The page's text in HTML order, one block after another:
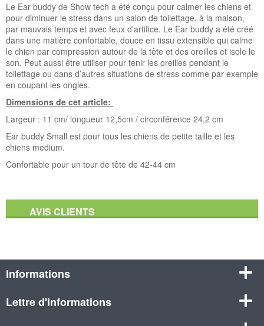
Le Ear buddy de Show tech a été conçu pour calmer les chiens et
pour diminuer le stress dans un salon de toilettage, à la maison,
par mauvais temps et avec feux d'artifice. Le Ear buddy a été créé
dans une matière confortable, douce en tissu extensible qui calme
le chien par compression autour de la tête et des oreilles et isole le
son. Peut aussi être utiliser pour tenir les oreilles pendant le
toilettage ou dans d’autres situations de stress comme par exemple
en coupant les ongles.
Dimensions de cet article:
Largeur : 11 cm/ longueur 12,5cm / circonférence 24,2 cm
Ear buddy Small est pour tous les chiens de petite taille et les
chiens medium.
Confortable pour un tour de tête de 42-44 cm
AVIS CLIENTS
Informations
Lettre d'informations